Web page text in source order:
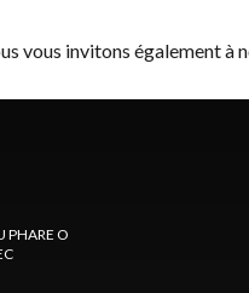
vous invitons également à
PHARE O